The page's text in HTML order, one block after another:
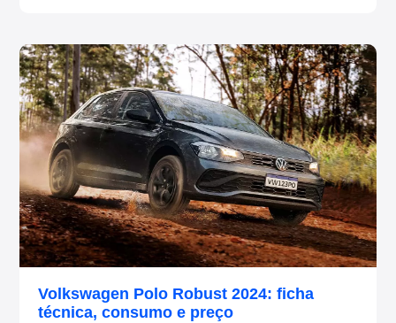
Volkswagen Polo Robust 2024: ficha
técnica, consumo e preço